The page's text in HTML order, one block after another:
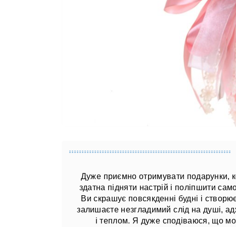
Дуже приємно отримувати подарунки,
здатна підняти настрій і поліпшити
Ви скрашує повсякденні будні і
залишаєте незгладимий слід на душі,
і теплом. Я дуже сподіваюся, що